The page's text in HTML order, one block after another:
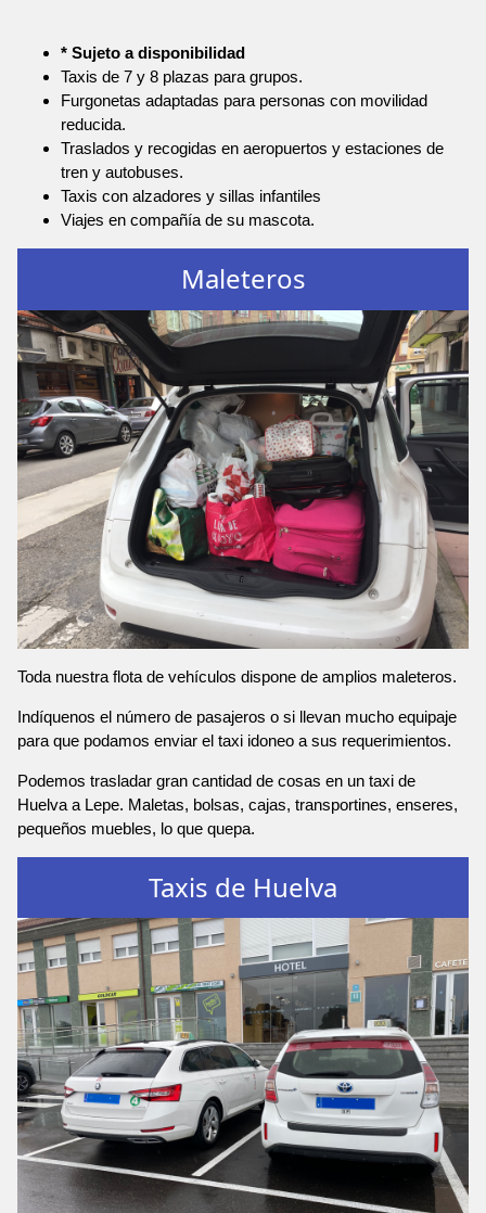
* Sujeto a disponibilidad
Taxis de 7 y 8 plazas para grupos.
Furgonetas adaptadas para personas con movilidad
reducida.
Traslados y recogidas en aeropuertos y estaciones de
tren y autobuses.
Taxis con alzadores y sillas infantiles
Viajes en compañía de su mascota.
Maleteros
Toda nuestra flota de vehículos dispone de amplios maleteros.
Indíquenos el número de pasajeros o si llevan mucho equipaje
para que podamos enviar el taxi idoneo a sus requerimientos.
Podemos trasladar gran cantidad de cosas en un taxi de
Huelva a Lepe. Maletas, bolsas, cajas, transportines, enseres,
pequeños muebles, lo que quepa.
Taxis de Huelva